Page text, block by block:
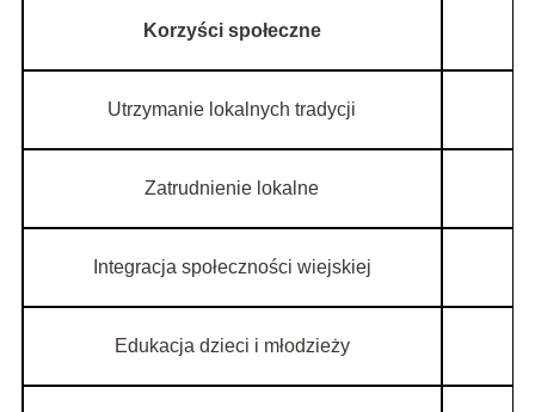
Korzyści społeczne
Utrzymanie lokalnych tradycji
Zatrudnienie lokalne
Integracja społeczności wiejskiej
Edukacja dzieci i młodzieży